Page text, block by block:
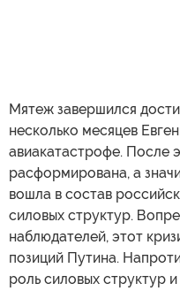
Мятеж завершился
несколько месяцев
авиакатастрофе. После
расформирована, а
вошла в состав
силовых структур.
наблюдателей, этот
позиций Путина.
роль силовых структур